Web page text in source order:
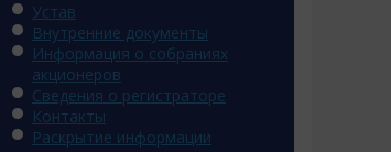
Устав
Внутренние документы
Информация о собраниях
акционеров
Сведения о регистраторе
Контакты
Раскрытие информации